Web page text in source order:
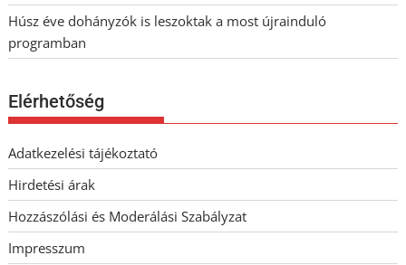
Húsz éve dohányzók is leszoktak a most újrainduló
programban
Elérhetőség
Adatkezelési tájékoztató
Hirdetési árak
Hozzászólási és Moderálási Szabályzat
Impresszum